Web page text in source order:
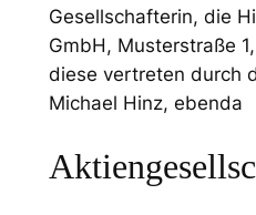
Gesellschafterin, die
GmbH, Musterstraße
diese vertreten durch
Michael Hinz, ebenda